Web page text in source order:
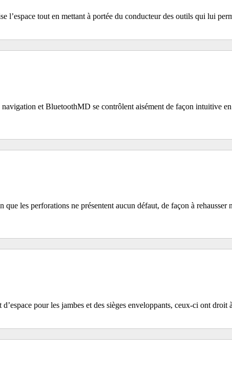
tout en mettant à portée du conducteur des outils qui lui
et BluetoothMD se contrôlent aisément de façon intuitive
les perforations ne présentent aucun défaut, de façon à rehausser
pour les jambes et des sièges enveloppants, ceux-ci ont droit